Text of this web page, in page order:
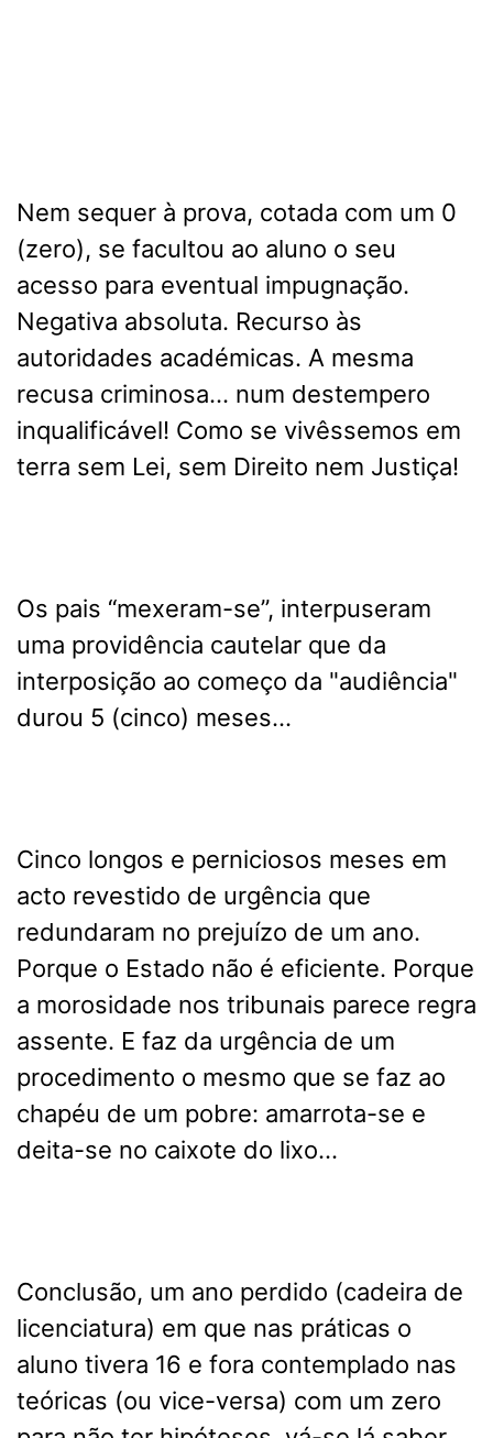
Nem sequer à prova, cotada com um 0
(zero), se facultou ao aluno o seu
acesso para eventual impugnação.
Negativa absoluta. Recurso às
autoridades académicas. A mesma
recusa criminosa… num destempero
inqualificável! Como se vivêssemos em
terra sem Lei, sem Direito nem Justiça!
Os pais “mexeram-se”, interpuseram
uma providência cautelar que da
interposição ao começo da "audiência"
durou 5 (cinco) meses…
Cinco longos e perniciosos meses em
acto revestido de urgência que
redundaram no prejuízo de um ano.
Porque o Estado não é eficiente. Porque
a morosidade nos tribunais parece regra
assente. E faz da urgência de um
procedimento o mesmo que se faz ao
chapéu de um pobre: amarrota-se e
deita-se no caixote do lixo…
Conclusão, um ano perdido (cadeira de
licenciatura) em que nas práticas o
aluno tivera 16 e fora contemplado nas
teóricas (ou vice-versa) com um zero